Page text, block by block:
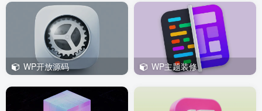
WP开放源码 WP主题装修